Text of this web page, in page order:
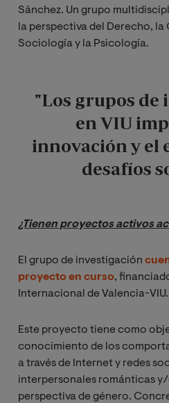
Sánchez. Un grupo
la perspectiva del Derecho,
Sociología y la Psicología.
"Los grupos de
en VIU
innovación y el
desafíos
¿Tienen proyectos activos
El grupo de investigación
proyecto en curso,
Internacional de Valencia-VIU.
Este proyecto tiene como
conocimiento de los
a través de Internet y redes
interpersonales románticas y/
perspectiva de género.